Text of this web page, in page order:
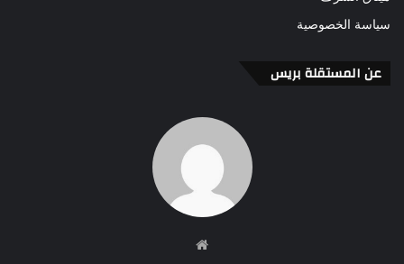
سياسة الخصوصية
عن المستقلة بريس